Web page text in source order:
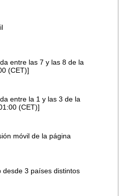
entre las 7 y las 8 de la
(CET)]
entre la 1 y las 3 de la
(CET)]
móvil de la página
desde 3 países distintos